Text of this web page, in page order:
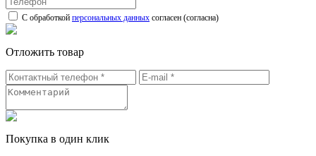
С обработкой персональных данных согласен (согласна)
Отложить товар
Покупка в один клик